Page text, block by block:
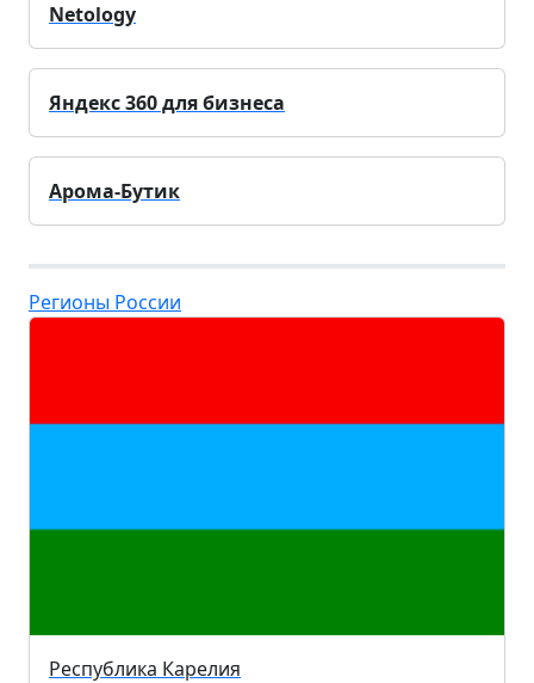
Netology
Яндекс 360 для бизнеса
Арома-Бутик
Регионы России
Республика Карелия